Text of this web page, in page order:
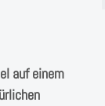
auf einem